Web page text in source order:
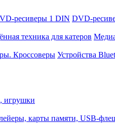
ресиверы 1 DIN DVD-
техника для катеров
Кроссоверы Устройства
игрушки
карты памяти, USB-